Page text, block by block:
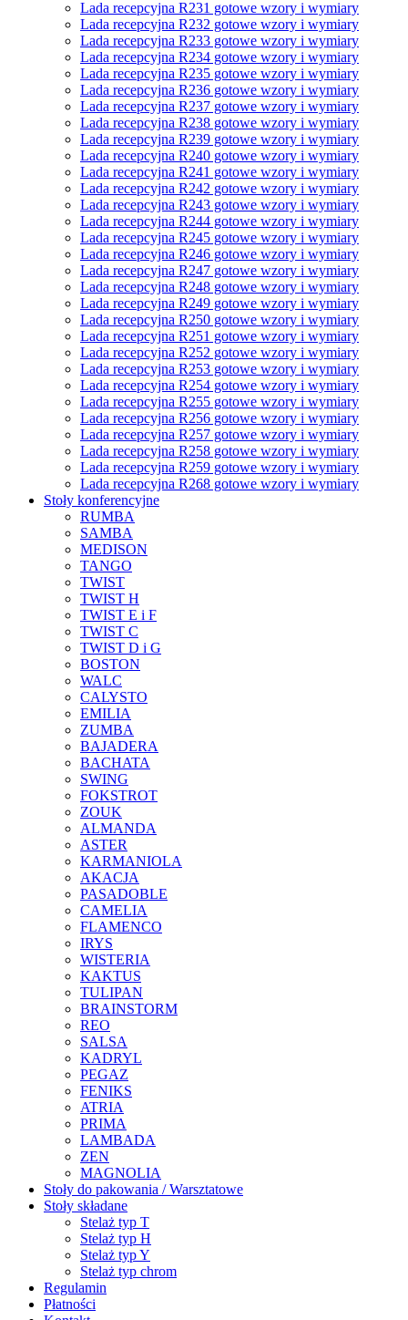
Lada recepcyjna R231 gotowe wzory i wymiary
Lada recepcyjna R232 gotowe wzory i wymiary
Lada recepcyjna R233 gotowe wzory i wymiary
Lada recepcyjna R234 gotowe wzory i wymiary
Lada recepcyjna R235 gotowe wzory i wymiary
Lada recepcyjna R236 gotowe wzory i wymiary
Lada recepcyjna R237 gotowe wzory i wymiary
Lada recepcyjna R238 gotowe wzory i wymiary
Lada recepcyjna R239 gotowe wzory i wymiary
Lada recepcyjna R240 gotowe wzory i wymiary
Lada recepcyjna R241 gotowe wzory i wymiary
Lada recepcyjna R242 gotowe wzory i wymiary
Lada recepcyjna R243 gotowe wzory i wymiary
Lada recepcyjna R244 gotowe wzory i wymiary
Lada recepcyjna R245 gotowe wzory i wymiary
Lada recepcyjna R246 gotowe wzory i wymiary
Lada recepcyjna R247 gotowe wzory i wymiary
Lada recepcyjna R248 gotowe wzory i wymiary
Lada recepcyjna R249 gotowe wzory i wymiary
Lada recepcyjna R250 gotowe wzory i wymiary
Lada recepcyjna R251 gotowe wzory i wymiary
Lada recepcyjna R252 gotowe wzory i wymiary
Lada recepcyjna R253 gotowe wzory i wymiary
Lada recepcyjna R254 gotowe wzory i wymiary
Lada recepcyjna R255 gotowe wzory i wymiary
Lada recepcyjna R256 gotowe wzory i wymiary
Lada recepcyjna R257 gotowe wzory i wymiary
Lada recepcyjna R258 gotowe wzory i wymiary
Lada recepcyjna R259 gotowe wzory i wymiary
Lada recepcyjna R268 gotowe wzory i wymiary
Stoły konferencyjne
RUMBA
SAMBA
MEDISON
TANGO
TWIST
TWIST H
TWIST E i F
TWIST C
TWIST D i G
BOSTON
WALC
CALYSTO
EMILIA
ZUMBA
BAJADERA
BACHATA
SWING
FOKSTROT
ZOUK
ALMANDA
ASTER
KARMANIOLA
AKACJA
PASADOBLE
CAMELIA
FLAMENCO
IRYS
WISTERIA
KAKTUS
TULIPAN
BRAINSTORM
REO
SALSA
KADRYL
PEGAZ
FENIKS
ATRIA
PRIMA
LAMBADA
ZEN
MAGNOLIA
Stoły do pakowania / Warsztatowe
Stoły składane
Stelaż typ T
Stelaż typ H
Stelaż typ Y
Stelaż typ chrom
Regulamin
Płatności